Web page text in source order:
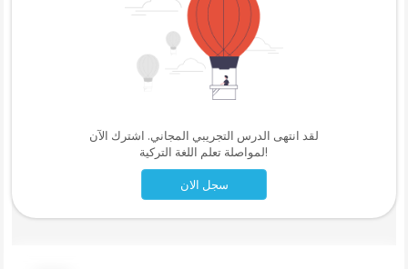
لقد انتهى الدرس التجريبي المجاني. اشترك الآن
لمواصلة تعلم اللغة التركية!
سجل الان